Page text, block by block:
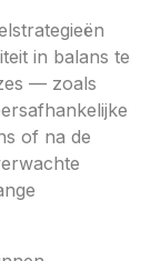
in balans te
— zoals
of na de